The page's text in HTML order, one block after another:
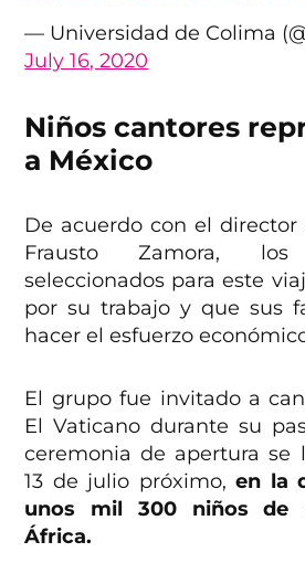
— Universidad de Colima
July 16, 2020
Niños cantores
a México
De acuerdo con el director
Frausto Zamora,
seleccionados para este
por su trabajo y que sus
hacer el esfuerzo
El grupo fue invitado a
El Vaticano durante su
ceremonia de apertura se
13 de julio próximo, en la
unos mil 300 niños de
África.